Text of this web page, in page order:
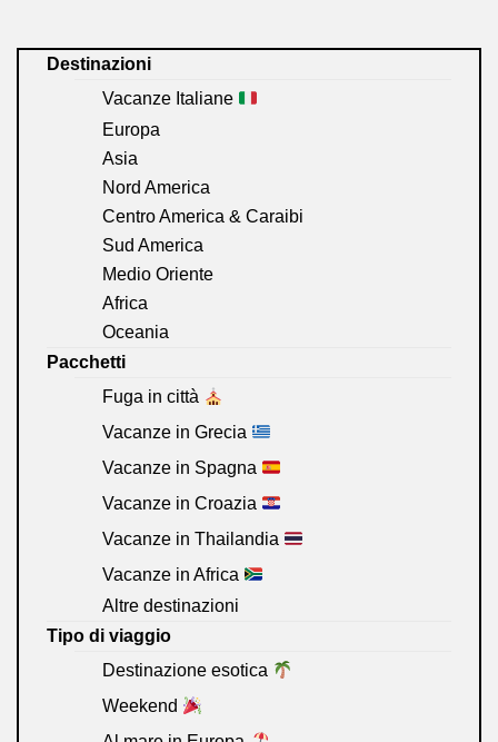
Destinazioni
Vacanze Italiane
Europa
Asia
Nord America
Centro America & Caraibi
Sud America
Medio Oriente
Africa
Oceania
Pacchetti
Fuga in città
Vacanze in Grecia
Vacanze in Spagna
Vacanze in Croazia
Vacanze in Thailandia
Vacanze in Africa
Altre destinazioni
Tipo di viaggio
Destinazione esotica
Weekend